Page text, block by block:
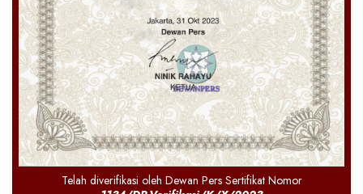
Telah diverifikasi oleh Dewan Pers Sertifikat Nomor